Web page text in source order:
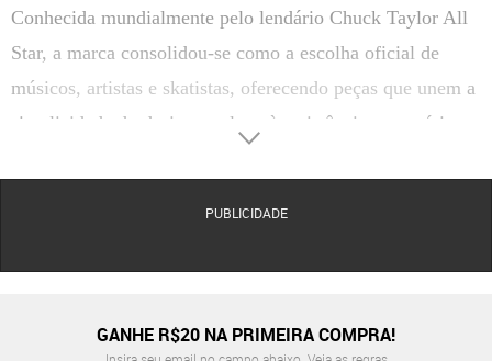
Conhecida mundialmente pelo lendário Chuck Taylor All
Star, a marca consolidou-se como a escolha oficial de
músicos, artistas e skatistas, oferecendo peças que unem a
simplicidade do design em lona à resistência necessária
extremamente casuais, como jeans e camiseta, até looks
PUBLICIDADE
GANHE R$20 NA PRIMEIRA COMPRA!